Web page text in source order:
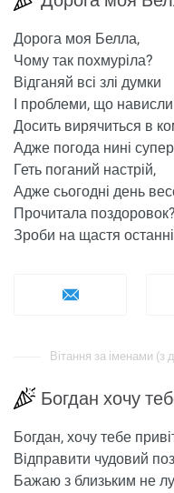
Дорога моя Белла,
Чому так похмуріла?
Відганяй всі злі думки
І проблеми, що
Досить вирячиться в
Адже погода нині
Геть поганий настрій,
Адже сьогодні день
Прочитала поздоровок?
Зроби на щастя
Вітання за іменами (з
Богдан хочу
Богдан, хочу тебе
Відправити чудовий
Бажаю з близьким не